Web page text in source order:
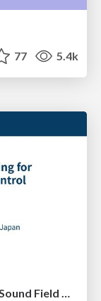
77 5.4k
Neural Spatial Audio Processing for Sound Field Analysis and Control